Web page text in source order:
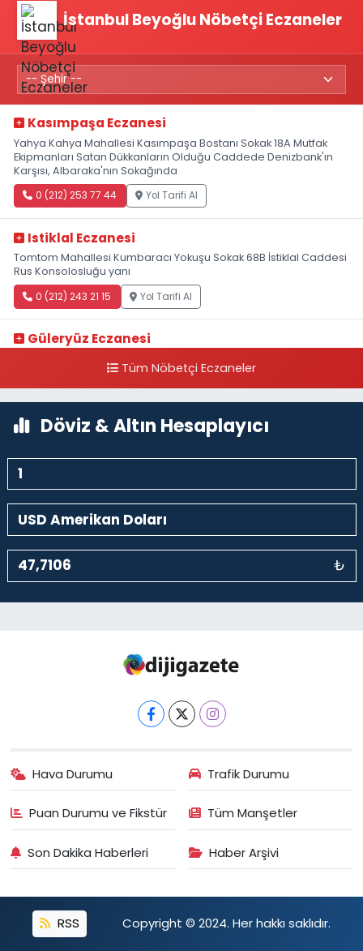
İstanbul Beyoğlu Nöbetçi Eczaneler
Kasımpaşa Eczanesi
Yahya Kahya Mahallesi Kasımpaşa Bostanı Sokak 18A Mutfak
Ekipmanları Satan Dükkanların Olduğu Caddede Denizbank'ın
Karşısı, Albaraka'nın Sokağında
0 (212) 253 77 44 Yol Tarifi Al
Istiklal Eczanesi
Tomtom Mahallesi Kumbaracı Yokuşu Sokak 68B İstiklal Caddesi
Rus Konsolosluğu yanı
0 (212) 243 21 15 Yol Tarifi Al
Güleryüz Eczanesi
kalaycıbahçe Meydana DoğruTüm Nöbetçi Eczaneler
Döviz & Altın Hesaplayıcı
₺
Hava Durumu Trafik Durumu
Puan Durumu ve Fikstür Tüm Manşetler
Son Dakika Haberleri Haber Arşivi
RSS Copyright © 2024. Her hakkı saklıdır.